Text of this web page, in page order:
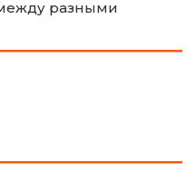
разными